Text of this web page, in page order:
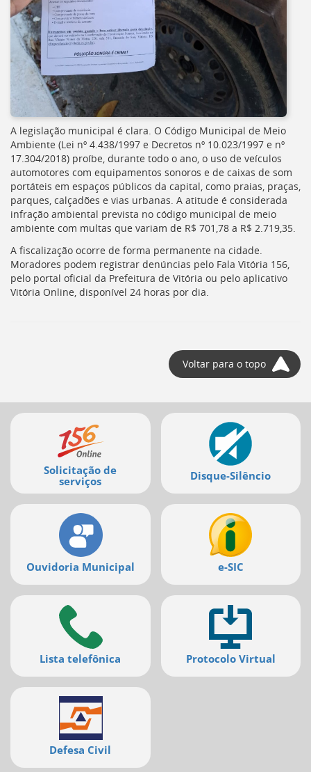
A legislação municipal é clara. O Código Municipal de Meio
Ambiente (Lei nº 4.438/1997 e Decretos nº 10.023/1997 e nº
17.304/2018) proíbe, durante todo o ano, o uso de veículos
automotores com equipamentos sonoros e de caixas de som
portáteis em espaços públicos da capital, como praias, praças,
parques, calçadões e vias urbanas. A atitude é considerada
infração ambiental prevista no código municipal de meio
ambiente com multas que variam de R$ 701,78 a R$ 2.719,35.
A fiscalização ocorre de forma permanente na cidade.
Moradores podem registrar denúncias pelo Fala Vitória 156,
pelo portal oficial da Prefeitura de Vitória ou pelo aplicativo
Vitória Online, disponível 24 horas por dia.
Voltar para o topo
Mais
serviços
Solicitação de
serviços
Disque-Silêncio
Ouvidoria Municipal e-SIC
Lista telefônica Protocolo Virtual
Defesa Civil